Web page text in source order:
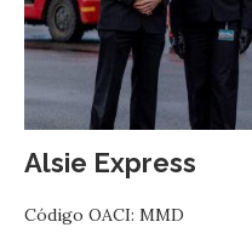
Alsie Express
Código OACI: MMD